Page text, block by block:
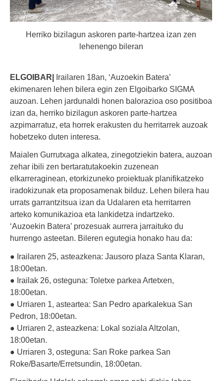
Herriko bizilagun askoren parte-hartzea izan zen
lehenengo bileran
ELGOIBAR|
Irailaren 18an, ‘Auzoekin Batera’
ekimenaren lehen bilera egin zen Elgoibarko SIGMA
auzoan. Lehen jardunaldi honen balorazioa oso positiboa
izan da, herriko bizilagun askoren parte-hartzea
azpimarratuz, eta horrek erakusten du herritarrek auzoak
hobetzeko duten interesa.
Maialen Gurrutxaga alkatea, zinegotziekin batera, auzoan
zehar ibili zen bertaratutakoekin zuzenean
elkarreraginean, etorkizuneko proiektuak planifikatzeko
iradokizunak eta proposamenak bilduz. Lehen bilera hau
urrats garrantzitsua izan da Udalaren eta herritarren
arteko komunikazioa eta lankidetza indartzeko.
‘Auzoekin Batera’ prozesuak aurrera jarraituko du
hurrengo asteetan. Bileren egutegia honako hau da:
● Irailaren 25, asteazkena: Jausoro plaza Santa Klaran,
18:00etan.
● Irailak 26, osteguna: Toletxe parkea Artetxen,
18:00etan.
● Urriaren 1, asteartea: San Pedro aparkalekua San
Pedron, 18:00etan.
● Urriaren 2, asteazkena: Lokal soziala Altzolan,
18:00etan.
● Urriaren 3, osteguna: San Roke parkea San
Roke/Basarte/Erretsundin, 18:00etan.